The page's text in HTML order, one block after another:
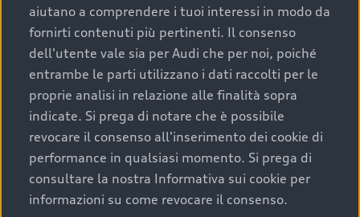
condizioni della carrozzeria e degli interni: una
buona conservazione evidenzia cura e attenzione del
precedente proprietario;
efficienza meccanica: motore, trasmissione e
componenti principali in ottimo stato garantiscono
prestazioni affidabili e sicure.
Acquistare un’auto usata in una Concessionaria ufficiale
Audi che offre l’usato garantito tramite Audi Prima
Scelta :plus, significa affidarsi ad un prodotto che viene
sottoposto a 110 controlli approfonditi e coperto da
aiutano a comprendere i tuoi interessi in modo da
fornirti contenuti più pertinenti. Il consenso
dell'utente vale sia per Audi che per noi, poiché
entrambe le parti utilizzano i dati raccolti per le
proprie analisi in relazione alle finalità sopra
indicate. Si prega di notare che è possibile
revocare il consenso all'inserimento dei cookie di
performance in qualsiasi momento. Si prega di
consultare la nostra Informativa sui cookie per
informazioni su come revocare il consenso.